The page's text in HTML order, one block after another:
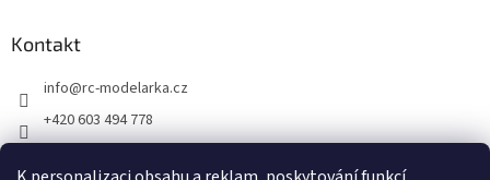
Kontakt
info@rc-modelarka.cz
+420 603 494 778